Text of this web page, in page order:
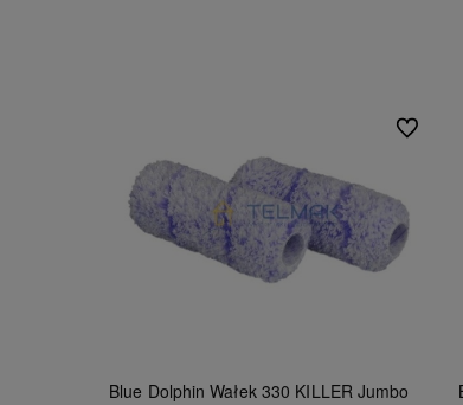
Blue Dolphin Wałek 330 KILLER Jumbo
Do